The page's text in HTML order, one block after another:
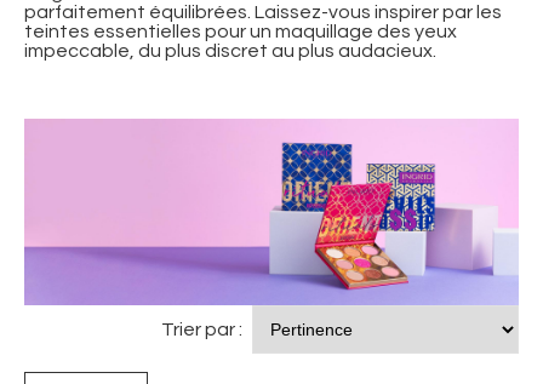
parfaitement équilibrées. Laissez-vous inspirer par les
teintes essentielles pour un maquillage des yeux
impeccable, du plus discret au plus audacieux.
Trier par :